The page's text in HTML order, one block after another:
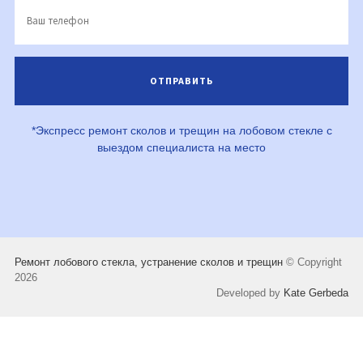
*Экспресс ремонт сколов и трещин на лобовом стекле с
выездом специалиста на место
Ремонт лобового стекла, устранение сколов и трещин © Copyright
2026
Developed byKate Gerbeda